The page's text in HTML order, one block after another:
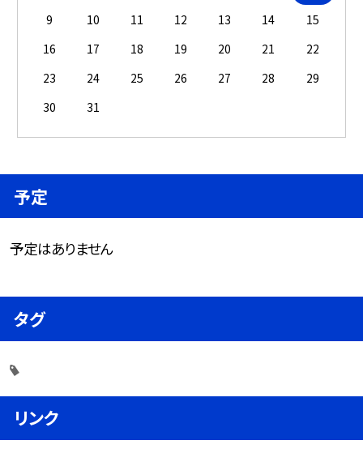
9
10 11 12 13 14
15
16
17 18 19 20 21
22
23
24 25 26 27 28
29
30
31
予定
予定はありません
タグ
リンク